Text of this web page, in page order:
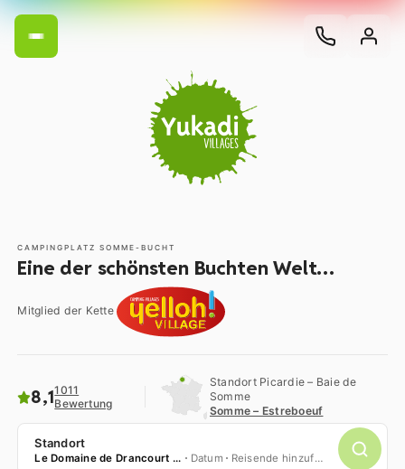
CAMPINGPLATZ SOMME-BUCHT
Eine der schönsten Buchten Welt…
Mitglied der Kette
8,11011
Bewertung
Standort Picardie – Baie de
Somme
Somme – Estreboeuf
Standort
Le Domaine de Drancourt ***** Datum Reisende hinzufügen